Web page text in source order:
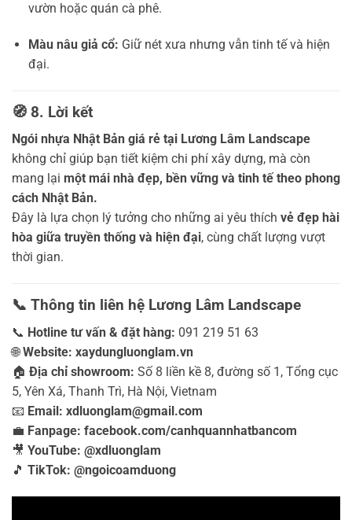
vườn hoặc quán cà phê.
Màu nâu giả cổ: Giữ nét xưa nhưng vẫn tinh tế và hiện
đại.
🧭 8. Lời kết
Ngói nhựa Nhật Bản giá rẻ tại Lương Lâm Landscape
không chỉ giúp bạn tiết kiệm chi phí xây dựng, mà còn
mang lại một mái nhà đẹp, bền vững và tinh tế theo phong
cách Nhật Bản.
Đây là lựa chọn lý tưởng cho những ai yêu thích vẻ đẹp hài
hòa giữa truyền thống và hiện đại, cùng chất lượng vượt
thời gian.
📞 Thông tin liên hệ Lương Lâm Landscape
📞 Hotline tư vấn & đặt hàng: 091 219 51 63
🌐Website: xaydungluonglam.vn
🏠 Địa chỉ showroom: Số 8 liền kề 8, đường số 1, Tổng cục
5, Yên Xá, Thanh Trì, Hà Nội, Vietnam
📧 Email: xdluonglam@gmail.com
💼 Fanpage: facebook.com/canhquannhatbancom
🎥 YouTube: @xdluonglam
🎵 TikTok: @ngoicoamduong